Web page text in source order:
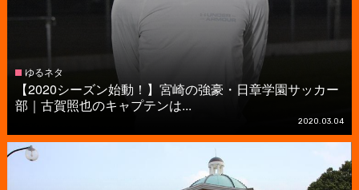
ゆるネタ
【2020シーズン始動！】宮崎の強豪・日章学園サッカー
部｜古賀照也のキャプテンは...
2020.03.04